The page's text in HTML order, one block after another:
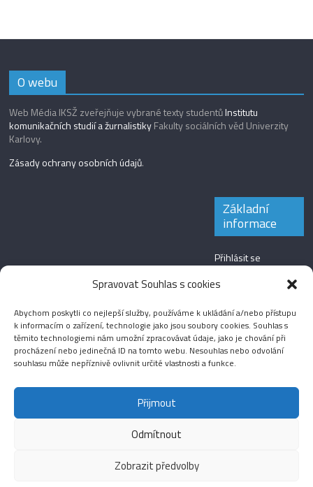
Spravovat Souhlas s cookies
Abychom poskytli co nejlepší služby, používáme k ukládání a/nebo přístupu
k informacím o zařízení, technologie jako jsou soubory cookies. Souhlas s
těmito technologiemi nám umožní zpracovávat údaje, jako je chování při
procházení nebo jedinečná ID na tomto webu. Nesouhlas nebo odvolání
souhlasu může nepříznivě ovlivnit určité vlastnosti a funkce.
Přijmout
Odmítnout
Zobrazit předvolby
O webu
Web Média IKSŽ zveřejňuje vybrané texty studentůInstitutu
komunikačních studií a žurnalistikyFakulty sociálních věd Univerzity
Karlovy.
Zásady ochrany osobních údajů.
Základní
informace
Přihlásit se
Zdroj kanálů
Kanál komentářů
Česká lokalizace
Fotografie Audio
Copyright © 2026Média IKSŽ. All rights reserved.
Theme: ColorMag Pro byThemeGrill. Drevet av